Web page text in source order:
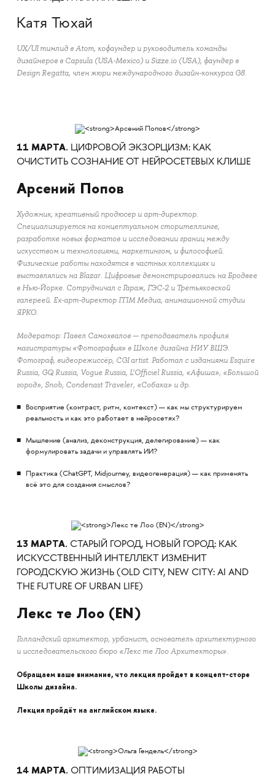
Катя Тюхай
UX/UI тимлид в Atom, кофаундер и руководитель команды
дизайнеров в Capsula (USA-Mexico) и Sizze.io (USA), фаундер в
Design Regatta, член жюри международного дизайн-конкурса G8.
11 МАРТА. ЦИФРОВОЙ ЭКЗОРЦИЗМ: КАК
ОЧИСТИТЬ СОЗНАНИЕ ОТ НЕЙРОСЕТЕВЫХ КЛИШЕ
Арсений Попов
Художник, креативный продюсер и арт-директор.
Специализируется на концептуальном сторителлинге,
разработке новых форматов и исследовании границ между
искусством и технологиями, маркетингом, и философией.
Физические работы находятся в частных коллекциях и
выставлялись на Blazar. Цифровые демонстрировались на Бродвее
в Нью-Йорке. Сотрудничал с Гараж, ГЭС-2 и Третьяковской
галереей. Ex-арт-директор ГПМ Медиа, анимационной студии
ЯРКО.
Модератор: Павел Самохвалов — преподаватель профиля
магистратуры «Фотография» в Школе дизайна НИУ ВШЭ.
Фотограф, видеорежиссёр, CGI artist. Работал с изданиями Esquire
Russia, GQ Russia, Vogue Russia, L’Officiel Russia, «Афиша», «Большой
город», Snob, Condenast Traveler, «Собака» и др.
Восприятие (контраст, ритм, контекст) — как мы структурируем
реальность и как это работает в нейросетях?
Мышление (анализ, деконструкция, делегирование) — как
формулировать задачи и управлять ИИ?
Практика (ChatGPT, Midjourney, видеогенерация) — как применять
всё это для создания смыслов?
13 МАРТА. СТАРЫЙ ГОРОД, НОВЫЙ ГОРОД: КАК
ИСКУССТВЕННЫЙ ИНТЕЛЛЕКТ ИЗМЕНИТ
ГОРОДСКУЮ ЖИЗНЬ (OLD CITY, NEW CITY: AI AND
THE FUTURE OF URBAN LIFE)
Лекс те Лоо (EN)
Голландский архитектор, урбанист, основатель архитектурного
и исследовательского бюро «Лекс те Лоо Архитекторы».
Обращаем ваше внимание, что лекция пройдет в концепт-сторе
Школы дизайна.
Лекция пройдёт на английском языке.
14 МАРТА. ОПТИМИЗАЦИЯ РАБОТЫ